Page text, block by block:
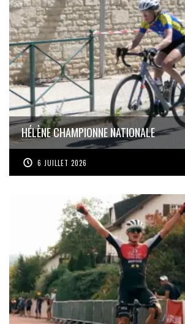
HÉLÈNE CHAMPIONNE NATIONALE
6 JUILLET 2026